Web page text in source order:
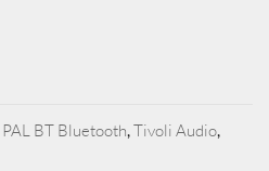
PAL BT Bluetooth,Tivoli Audio,